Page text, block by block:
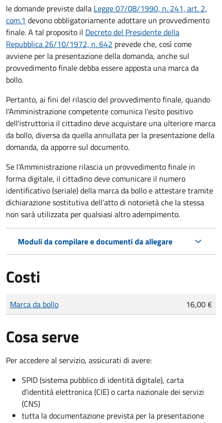
le domande previste dalla Legge 07/08/1990, n. 241, art. 2,
com.1 devono obbligatoriamente adottare un provvedimento
finale. A tal proposito il Decreto del Presidente della
Repubblica 26/10/1972, n. 642 prevede che, così come
avviene per la presentazione della domanda, anche sul
provvedimento finale debba essere apposta una marca da
bollo.
Pertanto, ai fini del rilascio del provvedimento finale, quando
l'Amministrazione competente comunica l'esito positivo
dell'istruttoria il cittadino deve acquistare una ulteriore marca
da bollo, diversa da quella annullata per la presentazione della
domanda, da apporre sul documento.
Se l'Amministrazione rilascia un provvedimento finale in
forma digitale, il cittadino devecomunicare il numero
identificativo (seriale) della marca da bollo e attestare tramite
dichiarazione sostitutiva dell’atto di notorietà che la stessa
non sarà utilizzata per qualsiasi altro adempimento.
Moduli da compilare e documenti da allegare
Costi
Tipo di pagamento
Importo
Marca da bollo 16,00 €
Cosa serve
Per accedere al servizio, assicurati di avere:
SPID (sistema pubblico di identità digitale), carta
d’identità elettronica (CIE) o carta nazionale dei servizi
(CNS)
tutta la documentazione prevista per la presentazione